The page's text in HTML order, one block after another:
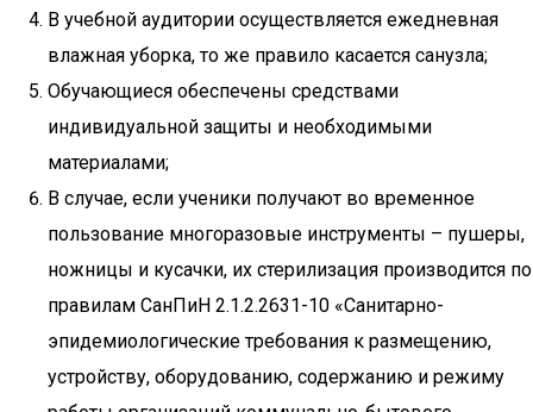
В учебной аудитории осуществляется ежедневная
влажная уборка, то же правило касается санузла;
Обучающиеся обеспечены средствами
индивидуальной защиты и необходимыми
материалами;
В случае, если ученики получают во временное
пользование многоразовые инструменты – пушеры,
ножницы и кусачки, их стерилизация производится по
правилам СанПиН 2.1.2.2631-10 «Санитарно-
эпидемиологические требования к размещению,
устройству, оборудованию, содержанию и режиму